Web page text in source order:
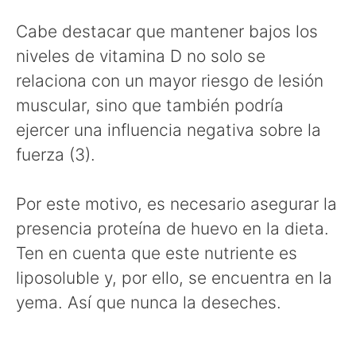
Cabe destacar que mantener bajos los
niveles de vitamina D no solo se
relaciona con un mayor riesgo de lesión
muscular, sino que también podría
ejercer una influencia negativa sobre la
fuerza (3).
Por este motivo, es necesario asegurar la
presencia proteína de huevo en la dieta.
Ten en cuenta que este nutriente es
liposoluble y, por ello, se encuentra en la
yema. Así que nunca la deseches.